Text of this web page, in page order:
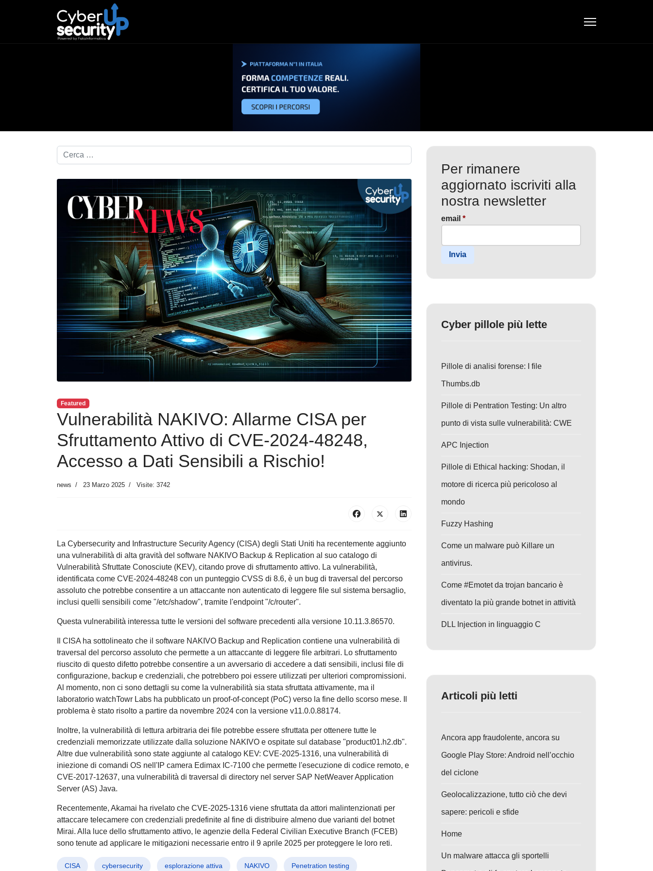
Cerca nel blog...
Featured
Vulnerabilità NAKIVO: Allarme CISA per
Sfruttamento Attivo di CVE-2024-48248,
Accesso a Dati Sensibili a Rischio!
news 23 Marzo 2025 Visite: 3742
La Cybersecurity and Infrastructure Security Agency (CISA) degli Stati Uniti ha recentemente aggiunto
una vulnerabilità di alta gravità del software NAKIVO Backup & Replication al suo catalogo di
Vulnerabilità Sfruttate Conosciute (KEV), citando prove di sfruttamento attivo. La vulnerabilità,
identificata come CVE-2024-48248 con un punteggio CVSS di 8.6, è un bug di traversal del percorso
assoluto che potrebbe consentire a un attaccante non autenticato di leggere file sul sistema bersaglio,
inclusi quelli sensibili come "/etc/shadow", tramite l'endpoint "/c/router".
Questa vulnerabilità interessa tutte le versioni del software precedenti alla versione 10.11.3.86570.
Il CISA ha sottolineato che il software NAKIVO Backup and Replication contiene una vulnerabilità di
traversal del percorso assoluto che permette a un attaccante di leggere file arbitrari. Lo sfruttamento
riuscito di questo difetto potrebbe consentire a un avversario di accedere a dati sensibili, inclusi file di
configurazione, backup e credenziali, che potrebbero poi essere utilizzati per ulteriori compromissioni.
Al momento, non ci sono dettagli su come la vulnerabilità sia stata sfruttata attivamente, ma il
laboratorio watchTowr Labs ha pubblicato un proof-of-concept (PoC) verso la fine dello scorso mese. Il
problema è stato risolto a partire da novembre 2024 con la versione v11.0.0.88174.
Inoltre, la vulnerabilità di lettura arbitraria dei file potrebbe essere sfruttata per ottenere tutte le
credenziali memorizzate utilizzate dalla soluzione NAKIVO e ospitate sul database "product01.h2.db".
Altre due vulnerabilità sono state aggiunte al catalogo KEV: CVE-2025-1316, una vulnerabilità di
iniezione di comandi OS nell'IP camera Edimax IC-7100 che permette l'esecuzione di codice remoto, e
CVE-2017-12637, una vulnerabilità di traversal di directory nel server SAP NetWeaver Application
Server (AS) Java.
Recentemente, Akamai ha rivelato che CVE-2025-1316 viene sfruttata da attori malintenzionati per
attaccare telecamere con credenziali predefinite al fine di distribuire almeno due varianti del botnet
Mirai. Alla luce dello sfruttamento attivo, le agenzie della Federal Civilian Executive Branch (FCEB)
sono tenute ad applicare le mitigazioni necessarie entro il 9 aprile 2025 per proteggere le loro reti.
CISA cybersecurity esplorazione attiva NAKIVO Penetration testing
Per rimanere
aggiornato iscriviti alla
nostra newsletter
email *
Invia
Cyber pillole più lette
Pillole di analisi forense: I file
Thumbs.db
Pillole di Pentration Testing: Un altro
punto di vista sulle vulnerabilità: CWE
APC Injection
Pillole di Ethical hacking: Shodan, il
motore di ricerca più pericoloso al
mondo
Fuzzy Hashing
Come un malware può Killare un
antivirus.
Come #Emotet da trojan bancario è
diventato la più grande botnet in attività
DLL Injection in linguaggio C
Articoli più letti
Ancora app fraudolente, ancora su
Google Play Store: Android nell’occhio
del ciclone
Geolocalizzazione, tutto ciò che devi
sapere: pericoli e sfide
Home
Un malware attacca gli sportelli